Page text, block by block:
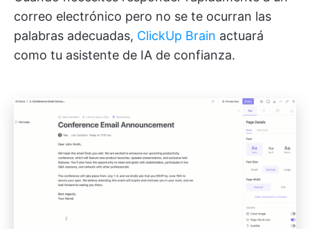
correo electrónico pero no se te ocurran las
palabras adecuadas, ClickUp Brain actuará
como tu asistente de IA de confianza.